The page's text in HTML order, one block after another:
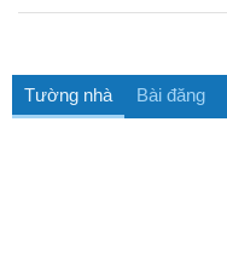
Tường nhà Bài đăng